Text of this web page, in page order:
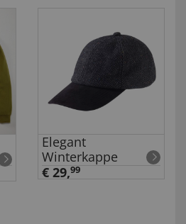
Elegant
Winterkappe
€ 29,99